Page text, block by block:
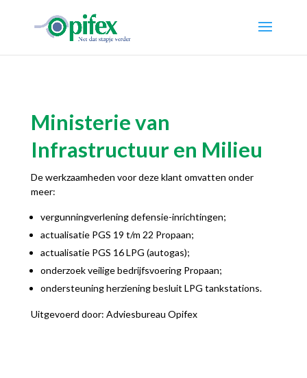
Ministerie van
Infrastructuur en Milieu
De werkzaamheden voor deze klant omvatten onder
meer:
vergunningverlening defensie-inrichtingen;
actualisatie PGS 19 t/m 22 Propaan;
actualisatie PGS 16 LPG (autogas);
onderzoek veilige bedrijfsvoering Propaan;
ondersteuning herziening besluit LPG tankstations.
Uitgevoerd door: Adviesbureau Opifex